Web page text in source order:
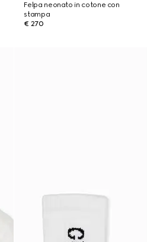
Felpa neonato in cotone con
stampa
€ 270